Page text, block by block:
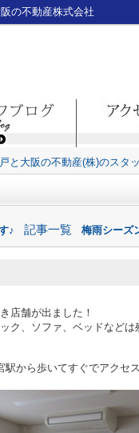
の不動産株式会社
と大阪の不動産(株)のスタ
♪ 記事一覧 梅雨シーズ
店舗が出ました！
ク、ソファ、ベッドなどは
駅から歩いてすぐでアクセ